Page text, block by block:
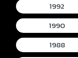
1992
1990
1988